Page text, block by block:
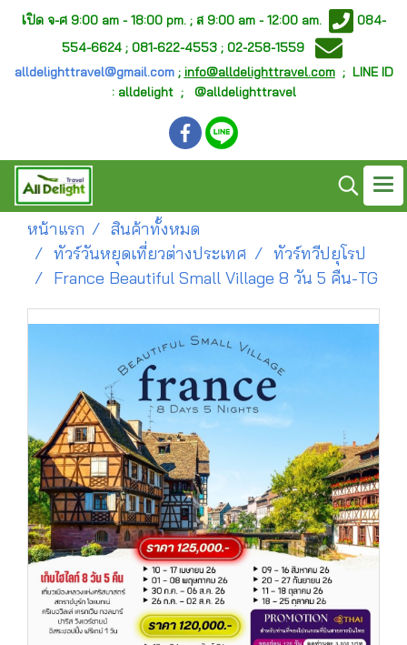
เปิด จ-ศ 9:00 am - 18:00 pm. ; ส 9:00 am - 12:00 am.
084-
554-6624 ; 081-622-4553 ; 02-258-1559
alldelighttravel@gmail.com; info@alldelighttravel.com; LINE ID
: alldelight ; @alldelighttravel
หน้าแรก
สินค้าทั้งหมด
ทัวร์วันหยุดเที่ยวต่างประเทศ
ทัวร์ทวีปยุโรป
France Beautiful Small Village 8 วัน 5 คืน-TG